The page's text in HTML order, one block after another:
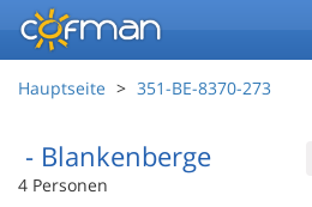
Hauptseite 351-BE-8370-273
- 8370
- Blankenberge
4 Personen